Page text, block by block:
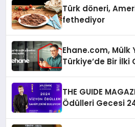
Türk döneri,
fethediyor
Ehane.com, Mülk
Türkiye’de Bir
THE GUIDE
Ödülleri Gecesi